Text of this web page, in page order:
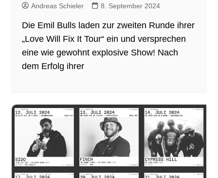
Andreas Schieler 8. September 2024
Die Emil Bulls laden zur zweiten Runde ihrer
„Love Will Fix It Tour“ ein und versprechen
eine wie gewohnt explosive Show! Nach
dem Erfolg ihrer